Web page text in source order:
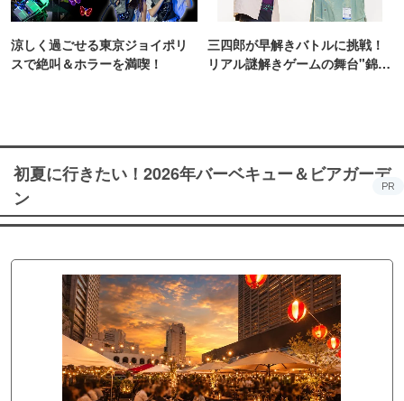
涼しく過ごせる東京ジョイポリ
スで絶叫＆ホラーを満喫！
三四郎が早解きバトルに挑戦！
リアル謎解きゲームの舞台"錦糸
初夏に行きたい！2026年バーベキュー＆ビアガーデ
ン
PR